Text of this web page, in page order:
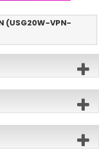
(USG20W-VPN-